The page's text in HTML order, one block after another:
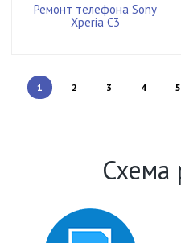
Ремонт телефона Sony
Xperia C3
1 2 3 4 5
Схема